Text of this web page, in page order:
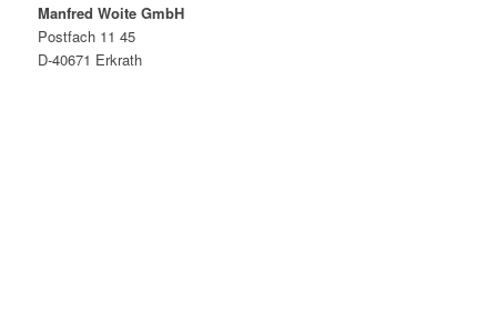
Manfred Woite GmbH
Postfach 11 45
D-40671 Erkrath